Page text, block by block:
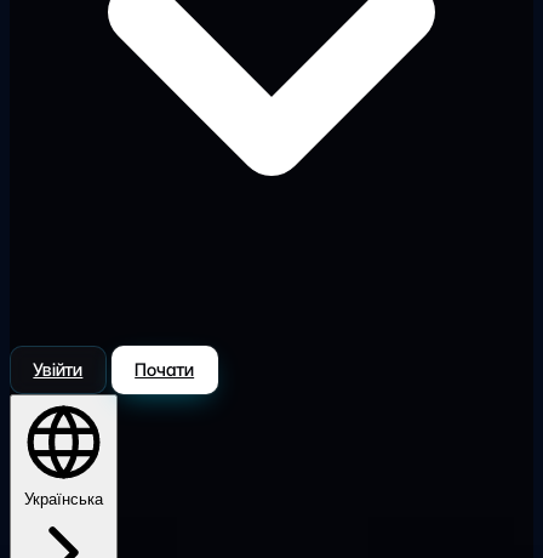
Увійти Почати
Українська